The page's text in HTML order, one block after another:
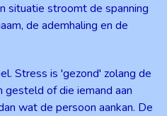
situatie stroomt de spanning
de ademhaling en de
Stress is 'gezond' zolang de
gesteld of die iemand aan
wat de persoon aankan. De